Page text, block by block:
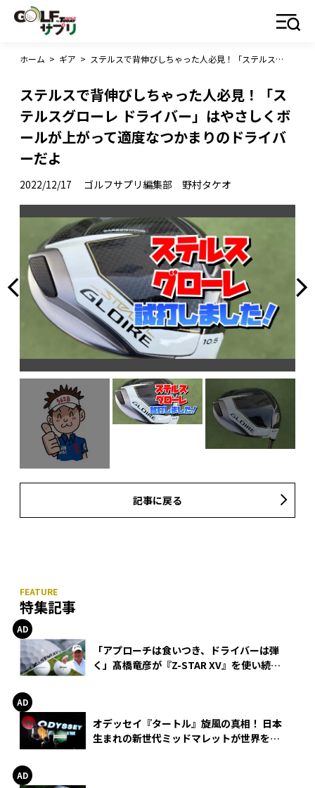
ホーム > ギア > ステルスで背伸びしちゃった人必見！「ステルスグローレ ドライバー」はやさしくボールが上がって適度なつかまりのドライバーだよ
ステルスで背伸びしちゃった人必見！「ス
テルスグローレ ドライバー」はやさしくボ
ールが上がって適度なつかまりのドライバ
ーだよ
2022/12/17 ゴルフサプリ編集部 野村タケオ
記事に戻る
特集記事
「アプローチは食いつき、ドライバーは弾
く」髙橋竜彦が『Z-STAR XV』を使い続け
オデッセイ『タートル』旋風の真相！ 日本
生まれの新世代ミッドマレットが世界を席